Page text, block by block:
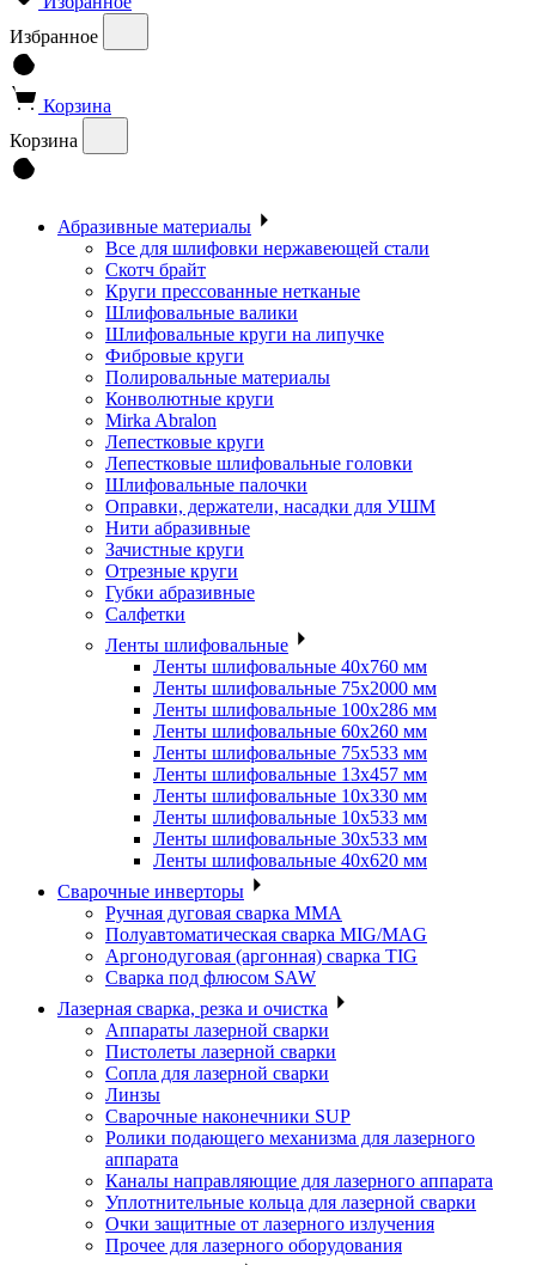
Избранное
Корзина
Корзина
Абразивные материалы
Все для шлифовки нержавеющей стали
Скотч брайт
Круги прессованные нетканые
Шлифовальные валики
Шлифовальные круги на липучке
Фибровые круги
Полировальные материалы
Конволютные круги
Mirka Abralon
Лепестковые круги
Лепестковые шлифовальные головки
Шлифовальные палочки
Оправки, держатели, насадки для УШМ
Нити абразивные
Зачистные круги
Отрезные круги
Губки абразивные
Салфетки
Ленты шлифовальные
Ленты шлифовальные 40х760 мм
Ленты шлифовальные 75х2000 мм
Ленты шлифовальные 100х286 мм
Ленты шлифовальные 60х260 мм
Ленты шлифовальные 75х533 мм
Ленты шлифовальные 13х457 мм
Ленты шлифовальные 10х330 мм
Ленты шлифовальные 10х533 мм
Ленты шлифовальные 30х533 мм
Ленты шлифовальные 40х620 мм
Сварочные инверторы
Ручная дуговая сварка MMA
Полуавтоматическая сварка MIG/MAG
Аргонодуговая (аргонная) сварка TIG
Сварка под флюсом SAW
Лазерная сварка, резка и очистка
Аппараты лазерной сварки
Пистолеты лазерной сварки
Сопла для лазерной сварки
Линзы
Сварочные наконечники SUP
Ролики подающего механизма для лазерного
аппарата
Каналы направляющие для лазерного аппарата
Уплотнительные кольца для лазерной сварки
Очки защитные от лазерного излучения
Прочее для лазерного оборудования